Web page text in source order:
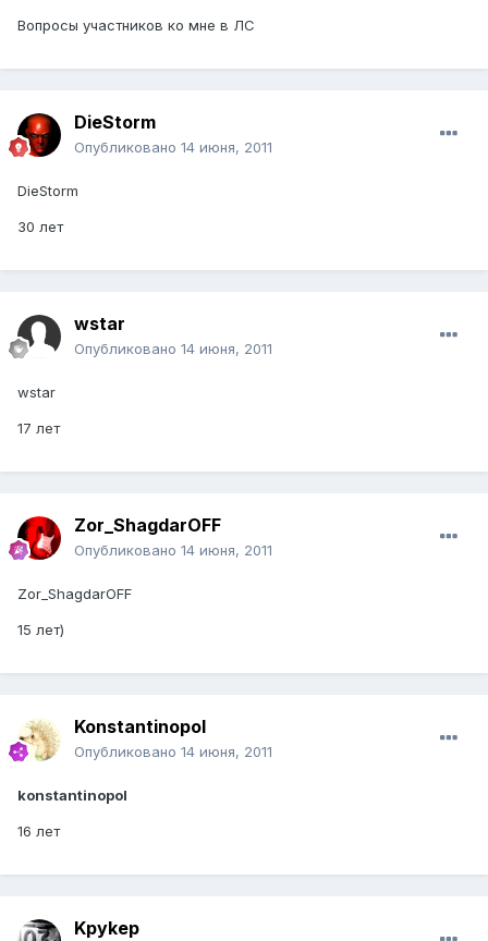
Вопросы участников ко мне в ЛС
DieStorm
Опубликовано 14 июня, 2011
DieStorm
30 лет
wstar
Опубликовано 14 июня, 2011
wstar
17 лет
Zor_ShagdarOFF
Опубликовано 14 июня, 2011
Zor_ShagdarOFF
15 лет)
Konstantinopol
Опубликовано 14 июня, 2011
konstantinopol
16 лет
Kpykep